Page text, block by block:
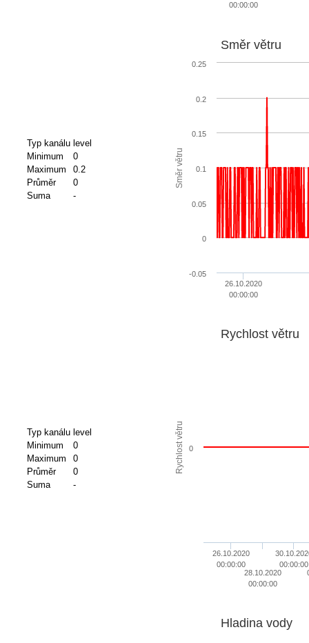
00:00:00
Typ kanálu level
Minimum
0
Maximum
0.2
Průměr
0
Suma
-
Směr větru
Směr větru
26.10.2020
00:00:00
-0.05
0
0.05
0.1
0.15
0.2
0.25
Typ kanálu level
Minimum
0
Maximum
0
Průměr
0
Suma
-
Rychlost větru
Rychlost větru
26.10.2020
00:00:00
28.10.2020
00:00:00
00:00:00
0
Hladina vody